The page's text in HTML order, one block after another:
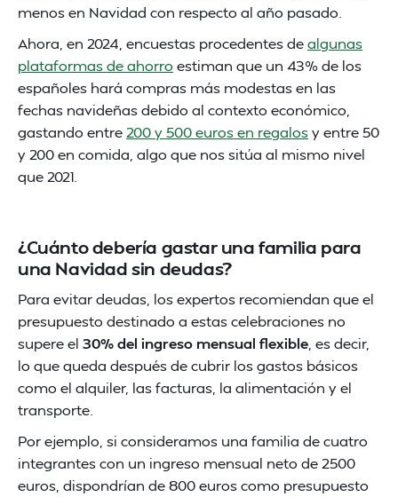
menos en Navidad con respecto al año pasado.
Ahora, en 2024, encuestas procedentes dealgunas
plataformas de ahorro estiman que un 43% de los
españoles hará compras más modestas en las
fechas navideñas debido al contexto económico,
gastando entre 200 y 500 euros en regalosy entre 50
y 200 en comida, algo que nos sitúa al mismo nivel
que 2021.
¿Cuánto debería gastar una familia para
una Navidad sin deudas?
Para evitar deudas, los expertos recomiendan que el
presupuesto destinado a estas celebraciones no
supere el 30% del ingreso mensual flexible , es decir,
lo que queda después de cubrir los gastos básicos
como el alquiler, las facturas, la alimentación y el
transporte.
Por ejemplo, si consideramos una familia de cuatro
integrantes con un ingreso mensual neto de 2500
euros, dispondrían de 800 euros como presupuesto